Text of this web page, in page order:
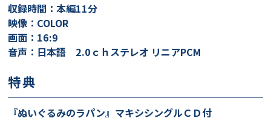
収録時間：本編11分
映像：COLOR
画面：16:9
音声：日本語 2.0ｃｈステレオ リニアPCM
特典
『ぬいぐるみのラパン』マキシシングルＣＤ付